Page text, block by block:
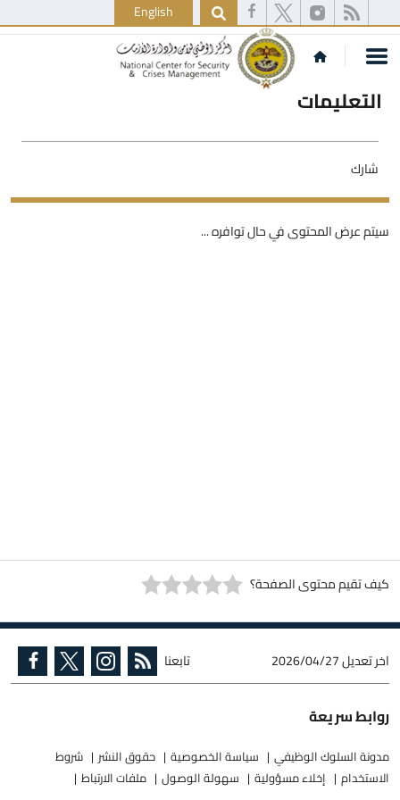
English
التعليمات
شارك
سيتم عرض المحتوى في حال توافره ...
كيف تقيم محتوى الصفحة؟
اخر تعديل2026/04/27 تابعنا
روابط سريعة
مدونة السلوك الوظيفي سياسة الخصوصية حقوق النشر
شروط
الاستخدام
إخلاء مسؤولية سهولة الوصول ملفات الارتباط